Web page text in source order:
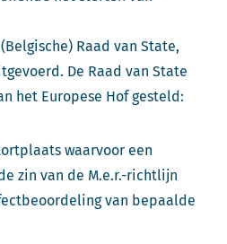
Raad van State,
De Raad van State
het Europese Hof gesteld:
waarvoor een
zin van de M.e.r.-richtlijn
van bepaalde